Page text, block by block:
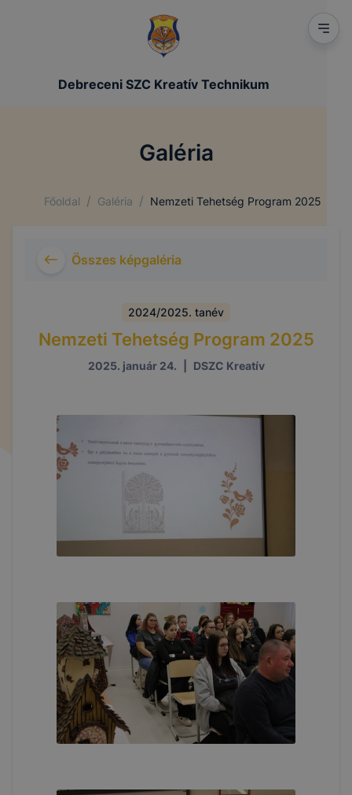
Debreceni SZC Kreatív Technikum
Galéria
Főoldal / Galéria / Nemzeti Tehetség Program 2025
Összes képgaléria
2024/2025. tanév
Nemzeti Tehetség Program 2025
2025. január 24. DSZC Kreatív